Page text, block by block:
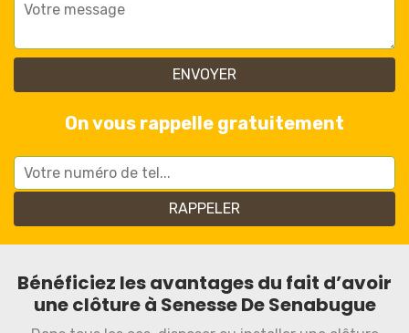
On vous rappelle gratuitement
Bénéficiez les avantages du fait d’avoir
une clôture à Senesse De Senabugue